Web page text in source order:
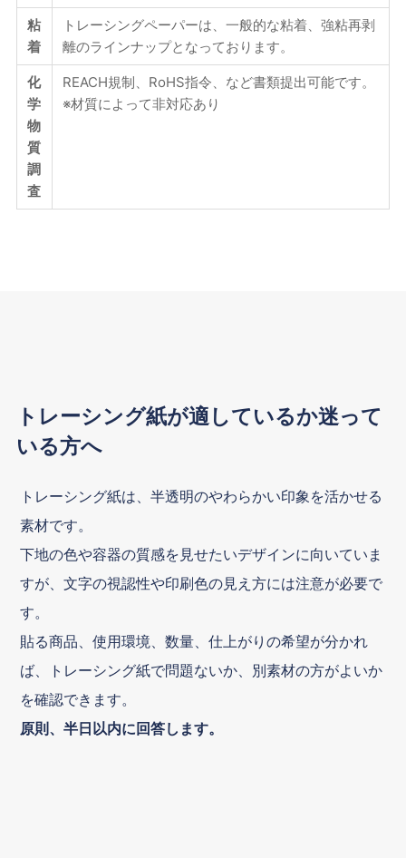
粘
着
トレーシングペーパーは、一般的な粘着、強粘再剥
離のラインナップとなっております。
化
学
物
質
調
査
REACH規制、RoHS指令、など書類提出可能です。
※材質によって非対応あり
トレーシング紙が適しているか迷って
いる方へ
トレーシング紙は、半透明のやわらかい印象を活かせる
素材です。
下地の色や容器の質感を見せたいデザインに向いていま
すが、文字の視認性や印刷色の見え方には注意が必要で
す。
貼る商品、使用環境、数量、仕上がりの希望が分かれ
ば、トレーシング紙で問題ないか、別素材の方がよいか
を確認できます。
原則、半日以内に回答します。